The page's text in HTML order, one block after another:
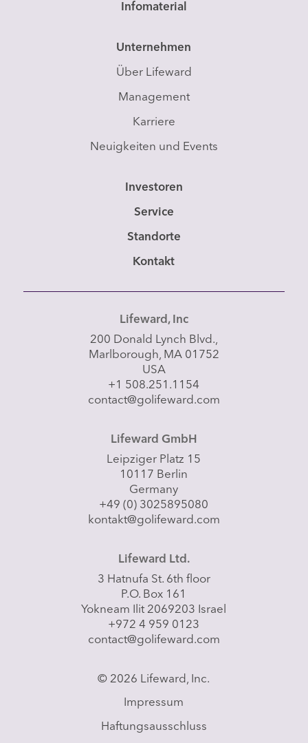
Infomaterial
Unternehmen
Über Lifeward
Management
Karriere
Neuigkeiten und Events
Investoren
Service
Standorte
Kontakt
Lifeward, Inc
200 Donald Lynch Blvd.,
Marlborough, MA 01752
USA
+1 508.251.1154
contact@golifeward.com
Lifeward GmbH
Leipziger Platz 15
10117 Berlin
Germany
+49 (0) 3025895080
kontakt@golifeward.com
Lifeward Ltd.
3 Hatnufa St. 6th floor
P.O. Box 161
Yokneam Ilit 2069203 Israel
+972 4 959 0123
contact@golifeward.com
© 2026 Lifeward, Inc.
Impressum
Haftungsausschluss